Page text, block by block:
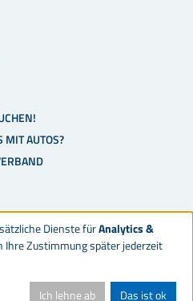
MIT AUTOS?
Kfz-Verband
Dienste fürAnalytics &
Ihre Zustimmung später jederzeit
Ich lehne ab Das ist ok